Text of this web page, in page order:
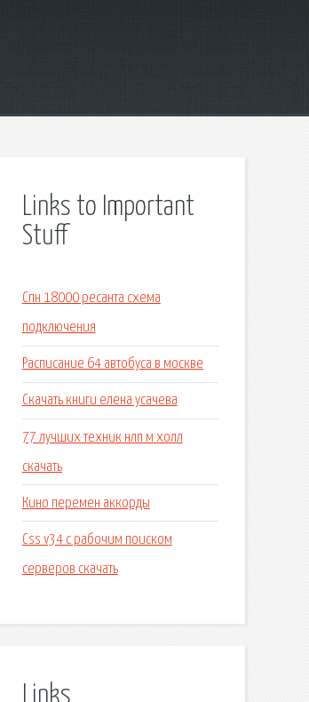
Links to Important
Stuff
Спн 18000 ресанта схема
подключения
Расписание 64 автобуса в москве
Скачать книги елена усачева
77 лучших техник нлп м холл
скачать
Кино перемен аккорды
Css v34 с рабочим поиском
серверов скачать
Links